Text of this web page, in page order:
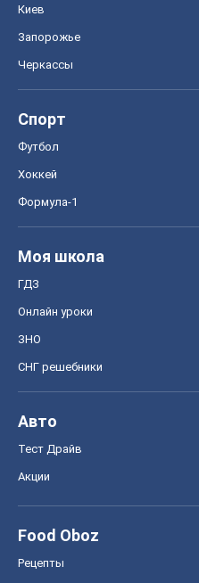
Киев
Запорожье
Черкассы
Спорт
Футбол
Хоккей
Формула-1
Моя школа
ГДЗ
Онлайн уроки
ЗНО
СНГ решебники
Авто
Тест Драйв
Акции
Food Oboz
Рецепты